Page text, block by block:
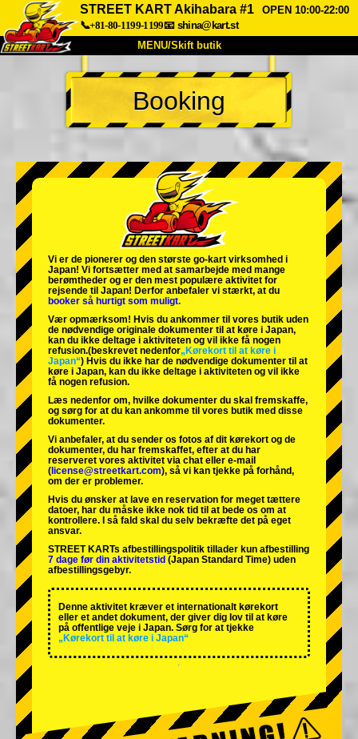
STREET KART Akihabara #1
OPEN 10:00-22:00
📞+81-80-1199-1199📧 shina@kart.st
MENU/Skift butik
TOP
Om Specifikationer Pris
Virksomhed Booking
Skift butik
Tokyo Shinagawa Tokyo Akihabara#1
Tokyo Akihabara#2
Tokyo Shibuya Annex Tokyo Bay
Tokyo Asakusa Osaka
Okinawa
Booking
Vi er de pionerer og den største go-kart virksomhed i
Japan! Vi fortsætter med at samarbejde med mange
berømtheder og er den mest populære aktivitet for
rejsende til Japan! Derfor anbefaler vi stærkt, at du
booker så hurtigt som muligt.
Vær opmærksom! Hvis du ankommer til vores butik uden
de nødvendige originale dokumenter til at køre i Japan,
kan du ikke deltage i aktiviteten og vil ikke få nogen
refusion.(beskrevet nedenfor„Kørekort til at køre i
Japan“) Hvis du ikke har de nødvendige dokumenter til at
køre i Japan, kan du ikke deltage i aktiviteten og vil ikke
få nogen refusion.
Læs nedenfor om, hvilke dokumenter du skal fremskaffe,
og sørg for at du kan ankomme til vores butik med disse
dokumenter.
Vi anbefaler, at du sender os fotos af dit kørekort og de
dokumenter, du har fremskaffet, efter at du har
reserveret vores aktivitet via chat eller e-mail
( license@streetkart.com), så vi kan tjekke på forhånd,
om der er problemer.
Hvis du ønsker at lave en reservation for meget tættere
datoer, har du måske ikke nok tid til at bede os om at
kontrollere. I så fald skal du selv bekræfte det på eget
ansvar.
STREET KARTs afbestillingspolitik tillader kun afbestilling
7 dage før din aktivitetstid (Japan Standard Time) uden
afbestillingsgebyr.
Denne aktivitet kræver et internationalt kørekort
eller et andet dokument, der giver dig lov til at køre
på offentlige veje i Japan. Sørg for at tjekke
„Kørekort til at køre i Japan“